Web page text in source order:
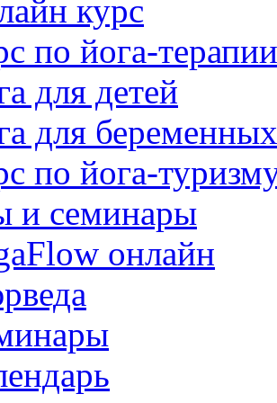
курс
по йога-терапии
для детей
для беременных
по йога-
и семинары
онлайн